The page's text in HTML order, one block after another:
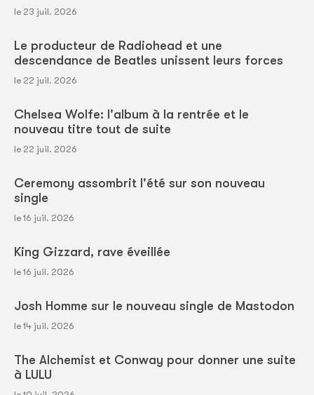
le 23 juil. 2026
Le producteur de Radiohead et une
descendance de Beatles unissent leurs forces
le 22 juil. 2026
Chelsea Wolfe: l'album à la rentrée et le
nouveau titre tout de suite
le 22 juil. 2026
Ceremony assombrit l'été sur son nouveau
single
le 16 juil. 2026
King Gizzard, rave éveillée
le 16 juil. 2026
Josh Homme sur le nouveau single de Mastodon
le 14 juil. 2026
The Alchemist et Conway pour donner une suite
à LULU